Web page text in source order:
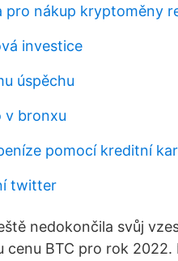
pro nákup kryptoměny
investice
úspěchu
v bronxu
pomocí kreditní
twitter
nedokončila svůj
cenu BTC pro rok